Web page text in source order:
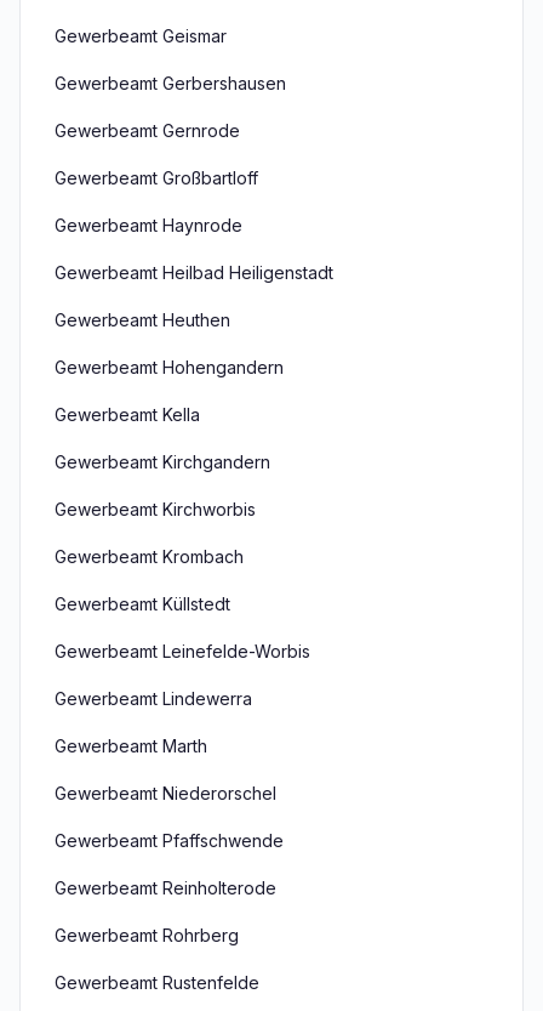
Gewerbeamt Geismar
Gewerbeamt Gerbershausen
Gewerbeamt Gernrode
Gewerbeamt Großbartloff
Gewerbeamt Haynrode
Gewerbeamt Heilbad Heiligenstadt
Gewerbeamt Heuthen
Gewerbeamt Hohengandern
Gewerbeamt Kella
Gewerbeamt Kirchgandern
Gewerbeamt Kirchworbis
Gewerbeamt Krombach
Gewerbeamt Küllstedt
Gewerbeamt Leinefelde-Worbis
Gewerbeamt Lindewerra
Gewerbeamt Marth
Gewerbeamt Niederorschel
Gewerbeamt Pfaffschwende
Gewerbeamt Reinholterode
Gewerbeamt Rohrberg
Gewerbeamt Rustenfelde